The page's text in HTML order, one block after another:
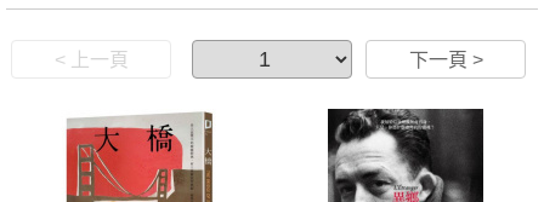
< 上一頁 下一頁 >